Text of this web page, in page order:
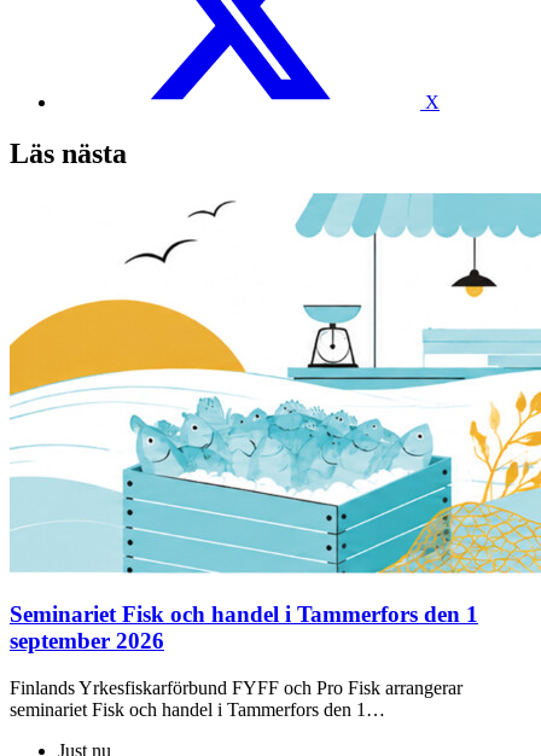
X
Läs nästa
Seminariet Fisk och handel i Tammerfors den 1
september 2026
Finlands Yrkesfiskarförbund FYFF och Pro Fisk arrangerar
seminariet Fisk och handel i Tammerfors den 1…
Just nu